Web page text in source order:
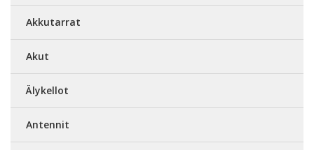
Akkutarrat
Akut
Älykellot
Antennit